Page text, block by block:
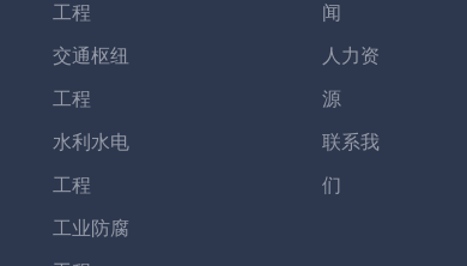
工程
交通枢纽
工程
水利水电
工程
工业防腐
闻
人力资
源
联系我
们